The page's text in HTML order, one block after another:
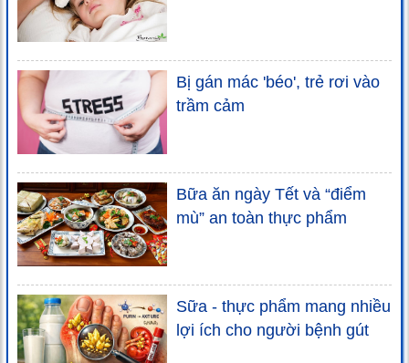
Bị gán mác 'béo', trẻ rơi vào
trầm cảm
Bữa ăn ngày Tết và “điểm
mù” an toàn thực phẩm
Sữa - thực phẩm mang nhiều
lợi ích cho người bệnh gút